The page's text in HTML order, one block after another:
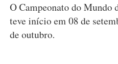
O Campeonato do Mundo
teve início em 08 de
de outubro.